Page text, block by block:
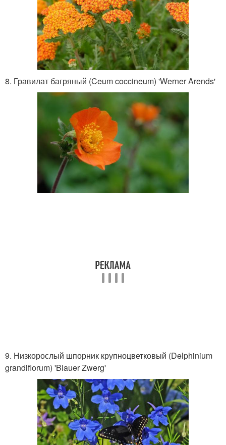
8. Гравилат багряный (Ceum coccineum) 'Werner Arends'
9. Низкорослый шпорник крупноцветковый (Delphinium
grandiflorum) 'Blauer Zwerg'